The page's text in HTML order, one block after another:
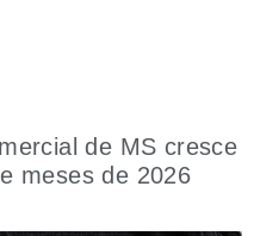
de MS cresce
meses de 2026